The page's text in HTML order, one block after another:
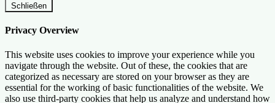
Schließen
Privacy Overview
This website uses cookies to improve your experience while you
navigate through the website. Out of these, the cookies that are
categorized as necessary are stored on your browser as they are
essential for the working of basic functionalities of the website. We
also use third-party cookies that help us analyze and understand how